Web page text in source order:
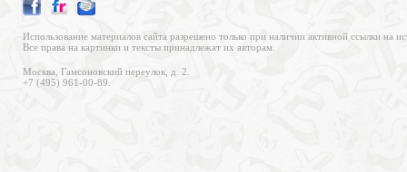
Использование материалов сайта разрешено только при наличии активной ссылки на
Все права на картинки и тексты принадлежат их авторам.
Москва, Гамсоновский переулок, д. 2.
+7 (495) 961-00-89.